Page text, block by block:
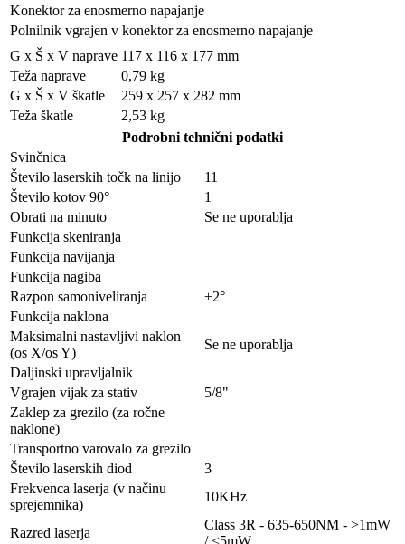
Konektor za enosmerno napajanje
Polnilnik vgrajen v konektor za enosmerno napajanje
G x Š x V naprave 117 x 116 x 177 mm
Teža naprave
0,79 kg
G x Š x V škatle
259 x 257 x 282 mm
Teža škatle
2,53 kg
Podrobni tehnični podatki
Svinčnica
Število laserskih točk na linijo
11
Število kotov 90°
1
Obrati na minuto
Se ne uporablja
Funkcija skeniranja
Funkcija navijanja
Funkcija nagiba
Razpon samoniveliranja
±2°
Funkcija naklona
Maksimalni nastavljivi naklon
(os X/os Y)
Se ne uporablja
Daljinski upravljalnik
Vgrajen vijak za stativ
5/8"
Zaklep za grezilo (za ročne
naklone)
Transportno varovalo za grezilo
Število laserskih diod
3
Frekvenca laserja (v načinu
sprejemnika)
10KHz
Razred laserja
Class 3R - 635-650NM - >1mW